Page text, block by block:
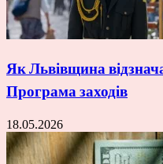
Як Львівщина
Програма заходів
18.05.2026